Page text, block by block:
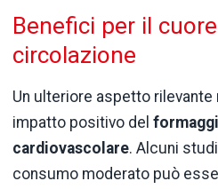
Benefici per il
circolazione
Un ulteriore aspetto
impatto positivo del
cardiovascolare. Alcuni
consumo moderato può